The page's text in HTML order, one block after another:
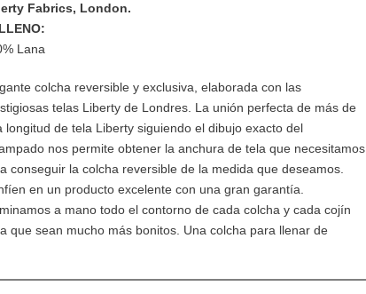
Fabrics, London.
Lana
colcha reversible y exclusiva, elaborada con las
telas Liberty de Londres. La unión perfecta de más de
longitud de tela Liberty siguiendo el dibujo exacto del
nos permite obtener la anchura de tela que necesitamos
conseguir la colcha reversible de la medida que deseamos.
en un producto excelente con una gran garantía.
a mano todo el contorno de cada colcha y cada cojín
que sean mucho más bonitos. Una colcha para llenar de